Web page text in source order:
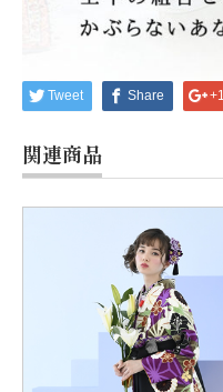
Tweet Share +1
関連商品